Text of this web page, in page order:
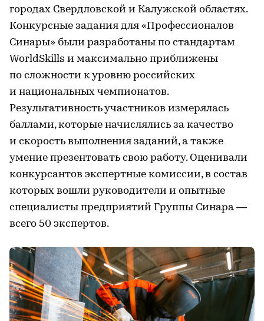
городах Свердловской и Калужской областях.
Конкурсные задания для «Профессионалов
Синары» были разработаны по стандартам
WorldSkills и максимально приближены
по сложности к уровню российских
и национальных чемпионатов.
Результативность участников измерялась
баллами, которые начислялись за качество
и скорость выполнения заданий, а также
умение презентовать свою работу. Оценивали
конкурсантов экспертные комиссии, в состав
которых вошли руководители и опытные
специалисты предприятий Группы Синара —
всего 50 экспертов.